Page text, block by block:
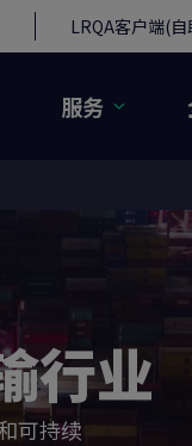
LRQA客户端(
服务
行业
可持续